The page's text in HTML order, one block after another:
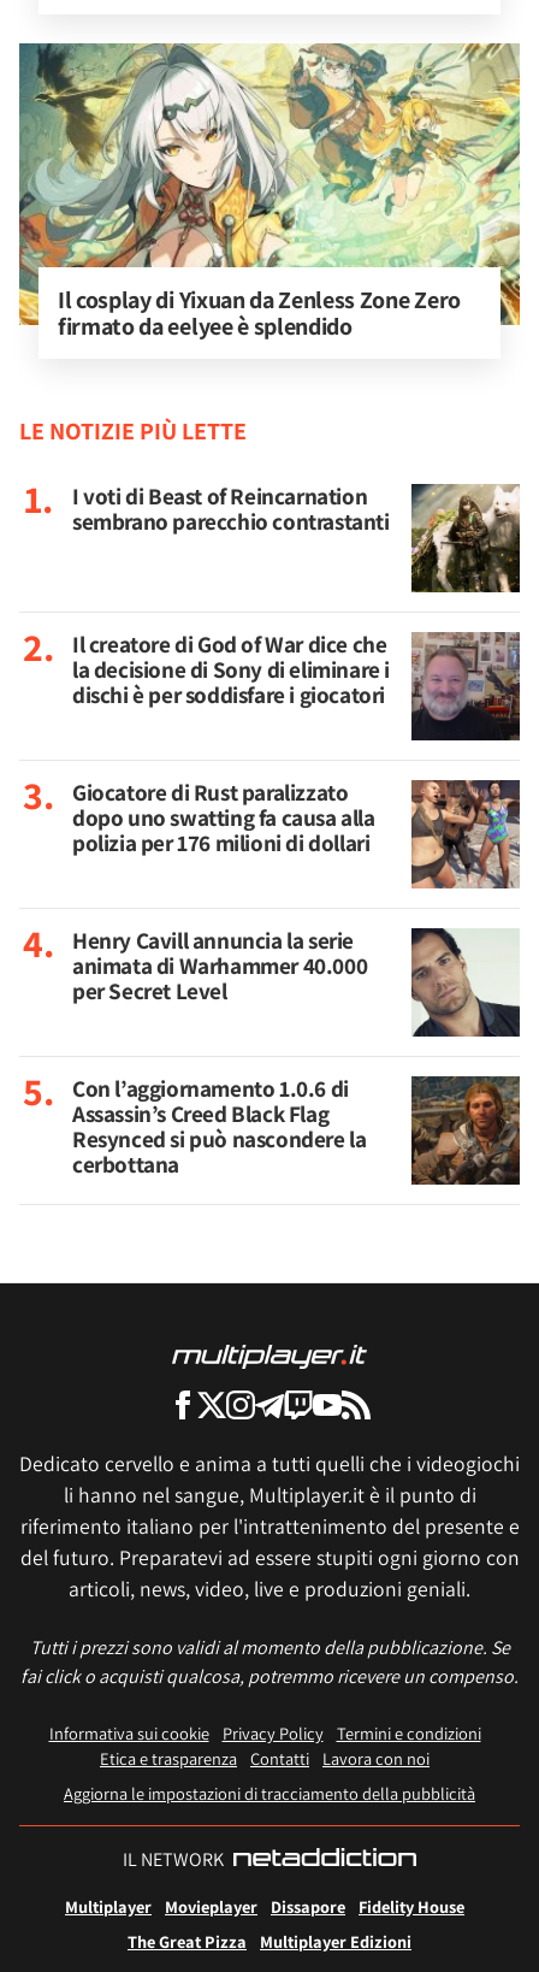
Il cosplay di Yixuan da Zenless Zone Zero
firmato da eelyee è splendido
LE NOTIZIE PIÙ LETTE
I voti di Beast of Reincarnation
sembrano parecchio contrastanti
Il creatore di God of War dice che
la decisione di Sony di eliminare i
dischi è per soddisfare i giocatori
Giocatore di Rust paralizzato
dopo uno swatting fa causa alla
polizia per 176 milioni di dollari
Henry Cavill annuncia la serie
animata di Warhammer 40.000
per Secret Level
Con l’aggiornamento 1.0.6 di
Assassin’s Creed Black Flag
Resynced si può nascondere la
cerbottana
Dedicato cervello e anima a tutti quelli che i videogiochi
li hanno nel sangue, Multiplayer.it è il punto di
riferimento italiano per l'intrattenimento del presente e
del futuro. Preparatevi ad essere stupiti ogni giorno con
articoli, news, video, live e produzioni geniali.
Tutti i prezzi sono validi al momento della pubblicazione. Se
fai click o acquisti qualcosa, potremmo ricevere un compenso.
Informativa sui cookie Privacy Policy
Termini e condizioni
Etica e trasparenza Contatti
Lavora con noi
Aggiorna le impostazioni di tracciamento della pubblicità
IL NETWORK
Multiplayer Movieplayer Dissapore
Fidelity House
The Great Pizza
Multiplayer Edizioni